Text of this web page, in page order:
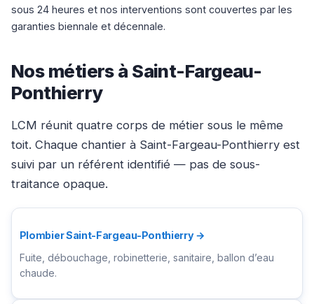
sous 24 heures et nos interventions sont couvertes par les
garanties biennale et décennale.
Nos métiers à Saint-Fargeau-
Ponthierry
LCM réunit quatre corps de métier sous le même
toit. Chaque chantier à Saint-Fargeau-Ponthierry est
suivi par un référent identifié — pas de sous-
traitance opaque.
Plombier Saint-Fargeau-Ponthierry →
Fuite, débouchage, robinetterie, sanitaire, ballon d’eau
chaude.